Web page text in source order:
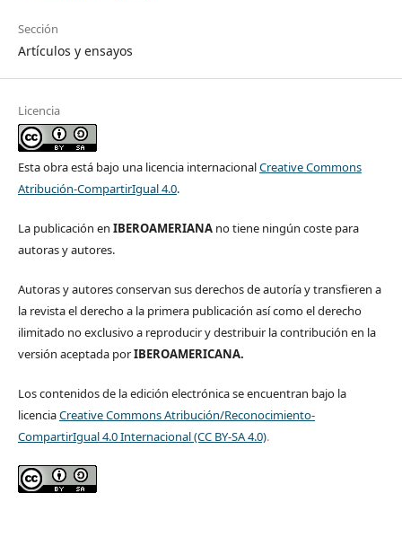
Sección
Artículos y ensayos
Licencia
Esta obra está bajo una licencia internacionalCreative Commons
Atribución-CompartirIgual 4.0.
La publicación en IBEROAMERIANAno tiene ningún coste para
autoras y autores.
Autoras y autores conservan sus derechos de autoría y transfieren a
la revista el derecho a la primera publicación así como el derecho
ilimitado no exclusivo a reproducir y destribuir la contribución en la
versión aceptada porIBEROAMERICANA.
Los contenidos de la edición electrónica se encuentran bajo la
licenciaCreative Commons Atribución/Reconocimiento-
CompartirIgual 4.0 Internacional (CC BY-SA 4.0).